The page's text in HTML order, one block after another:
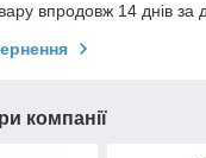
впродовж 14 днів за
компанії